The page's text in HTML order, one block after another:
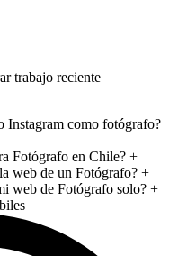
trabajo reciente
Instagram como fotógrafo?
Fotógrafo en Chile? +
web de un Fotógrafo? +
web de Fotógrafo solo? +